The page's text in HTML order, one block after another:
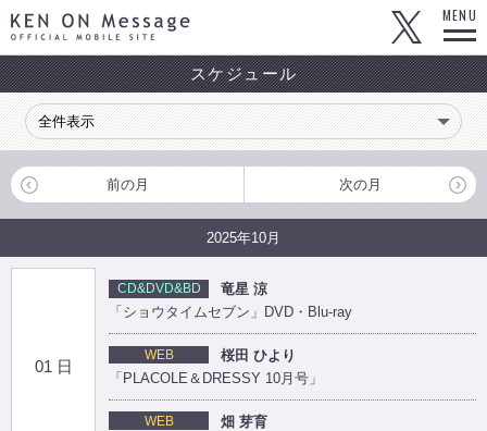
KEN ON Message OFFICIAL MOBILE SITE
MENU
スケジュール
前の月 次の月
2025年10月
01 日
CD&DVD&BD
竜星 涼
「ショウタイムセブン」DVD・Blu-ray
WEB
桜田 ひより
「PLACOLE＆DRESSY 10月号」
WEB
畑 芽育